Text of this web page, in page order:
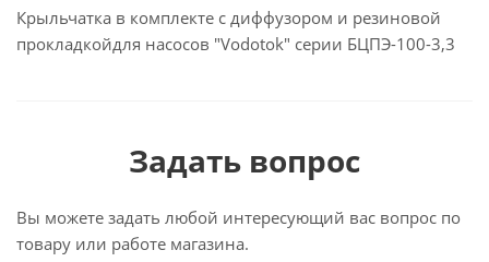
Крыльчатка в комплекте с диффузором и резиновой
прокладкойдля насосов "Vodotok" серии БЦПЭ-100-3,3
Задать вопрос
Вы можете задать любой интересующий вас вопрос по
товару или работе магазина.